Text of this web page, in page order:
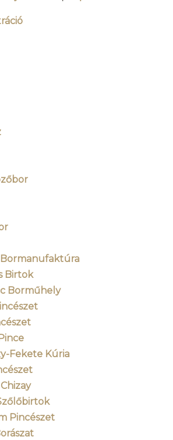
Birtok
Borműhely
Fekete Kúria
Pincészet